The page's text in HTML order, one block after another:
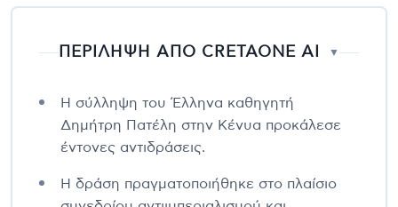
ΠΕΡΙΛΗΨΗ ΑΠΟ CRETAONE AI ▼
Η σύλληψη του Έλληνα καθηγητή
Δημήτρη Πατέλη στην Κένυα προκάλεσε
έντονες αντιδράσεις.
Η δράση πραγματοποιήθηκε στο πλαίσιο